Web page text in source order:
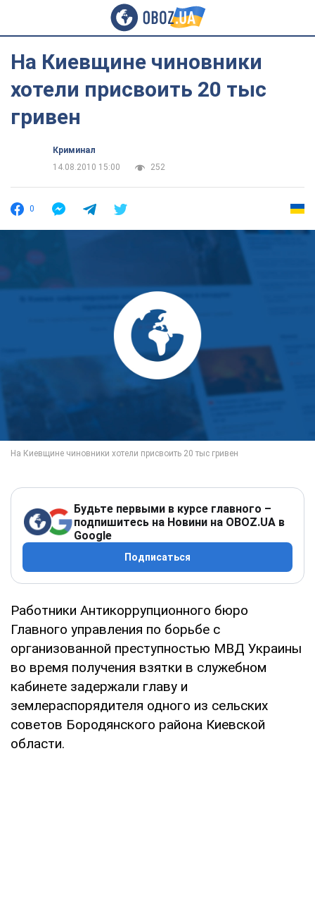
На Киевщине чиновники
хотели присвоить 20 тыс
гривен
Криминал
14.08.2010 15:00
252
0
Будьте первыми в курсе главного –
подпишитесь на Новини на OBOZ.UA в
Google
Подписаться
Работники Антикоррупционного бюро
Главного управления по борьбе с
организованной преступностью МВД Украины
во время получения взятки в служебном
кабинете задержали главу и
землераспорядителя одного из сельских
советов Бородянского района Киевской
области.